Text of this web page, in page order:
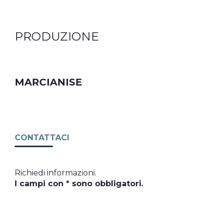
PRODUZIONE
MARCIANISE
CONTATTACI
Richiedi informazioni.
I campi con * sono obbligatori.